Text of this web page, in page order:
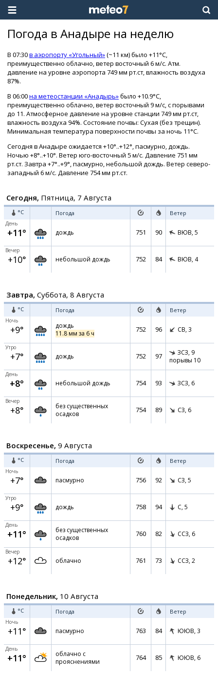
Погода в Анадыре на неделю
В 07:30в аэропорту «Угольный»(~11 км) было +11°C,
преимущественно облачно, ветер восточный 6 м/с. Атм.
давление на уровне аэропорта 749 мм рт.ст, влажность воздуха
87%.
В 06:00на метеостанции «Анадырь»было +10.9°C,
преимущественно облачно, ветер восточный 9 м/с, с порывами
до 11. Атмосферное давление на уровне станции 749 мм рт.ст,
влажность воздуха 94%. Состояние почвы: Сухая (без трещин).
Минимальная температура поверхности почвы за ночь 11°C.
Сегодня в Анадыре ожидается +10°..+12°, пасмурно, дождь.
Ночью +8°..+10°. Ветер юго-восточный 5 м/с. Давление 751 мм
рт.ст. Завтра +7°..+9°, пасмурно, небольшой дождь. Ветер северо-
западный 6 м/с. Давление 754 мм рт.ст.
Сегодня, Пятница, 7 Августа
°C Погода Ветер
День
+11° дождь 751 90 ВЮВ, 5
Вечер
+10° небольшой дождь 752 84 ВЮВ, 4
Завтра, Суббота, 8 Августа
°C Погода Ветер
Ночь
+9°
дождь
11.8 мм за 6 ч
752 96 СВ, 3
Утро
+7° дождь 752 97 ЗСЗ, 9
порывы 10
День
+8° небольшой дождь 754 93 ЗСЗ, 6
Вечер
+8°
без существенных
осадков
754 89 СЗ, 6
Воскресенье, 9 Августа
°C Погода Ветер
Ночь
+7° пасмурно 756 92 СЗ, 5
Утро
+9° дождь 758 94 С, 5
День
+11°
без существенных
осадков
760 82 ССЗ, 6
Вечер
+12° облачно 761 73 ССЗ, 2
Понедельник, 10 Августа
°C Погода Ветер
Ночь
+11° пасмурно 763 84 ЮЮВ, 3
День
+11°
облачно с
прояснениями
764 85 ЮЮВ, 6